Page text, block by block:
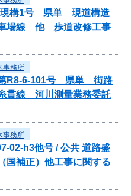
現構1号 県単 現道構造
車場線 他 歩道改修工事
事務所
第R8-6-101号 県単 街路
貫線 河川測量業務委託
事務所
02-h3他号 / 公共 道路盛
国補正）他工事に関する